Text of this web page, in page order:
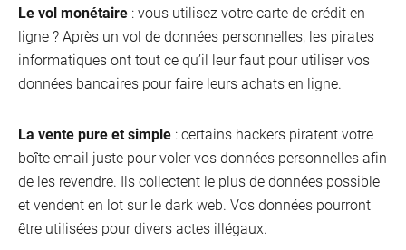
Le vol monétaire : vous utilisez votre carte de crédit en
ligne ? Après un vol de données personnelles, les pirates
informatiques ont tout ce qu’il leur faut pour utiliser vos
données bancaires pour faire leurs achats en ligne.
La vente pure et simple : certains hackers piratent votre
boîte email juste pour voler vos données personnelles afin
de les revendre. Ils collectent le plus de données possible
et vendent en lot sur le dark web. Vos données pourront
être utilisées pour divers actes illégaux.